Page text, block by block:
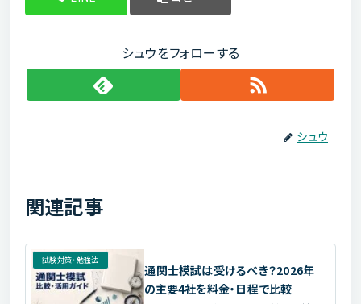
シュウをフォローする
シュウ
関連記事
試験対策・勉強法
通関士模試は受けるべき？2026年
の主要4社を料金・日程で比較